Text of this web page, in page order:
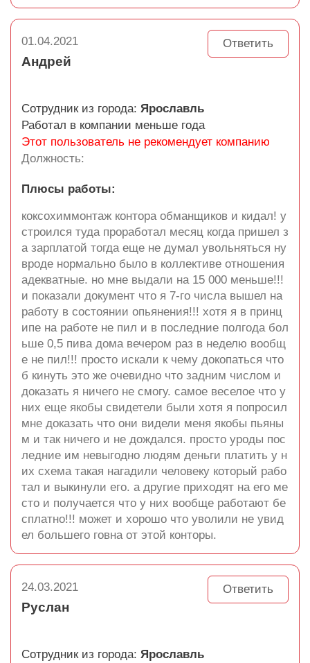
01.04.2021 Ответить
Андрей
Сотрудник из города: Ярославль
Работал в компании меньше года
Этот пользователь не рекомендует компанию
Должность:
Плюсы работы:
коксохиммонтаж контора обманщиков и кидал! у
строился туда проработал месяц когда пришел з
а зарплатой тогда еще не думал увольняться ну
вроде нормально было в коллективе отношения
адекватные. но мне выдали на 15 000 меньше!!!
и показали документ что я 7-го числа вышел на
работу в состоянии опьянения!!! хотя я в принц
ипе на работе не пил и в последние полгода бол
ьше 0,5 пива дома вечером раз в неделю вообщ
е не пил!!! просто искали к чему докопаться что
б кинуть это же очевидно что задним числом и
доказать я ничего не смогу. самое веселое что у
них еще якобы свидетели были хотя я попросил
мне доказать что они видели меня якобы пьяны
м и так ничего и не дождался. просто уроды пос
ледние им невыгодно людям деньги платить у н
их схема такая нагадили человеку который рабо
тал и выкинули его. а другие приходят на его ме
сто и получается что у них вообще работают бе
сплатно!!! может и хорошо что уволили не увид
ел большего говна от этой конторы.
24.03.2021 Ответить
Руслан
Сотрудник из города: Ярославль